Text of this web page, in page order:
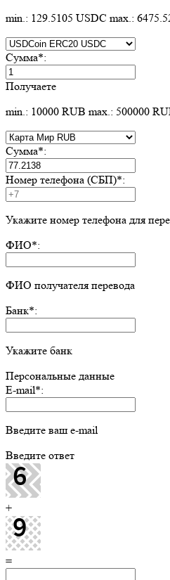
min.: 129.5105 USDC max.:
Сумма*:
Получаете
min.: 10000 RUB max.: 500000
Сумма*:
Номер телефона (СБП)*:
Укажите номер телефона для
ФИО*:
ФИО получателя перевода
Банк*:
Укажите банк
Персональные данные
E-mail*:
Введите ваш e-mail
Введите ответ
+
=